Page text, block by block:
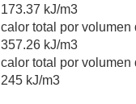
173.37 kJ/m3
calor total por
357.26 kJ/m3
calor total por
245 kJ/m3